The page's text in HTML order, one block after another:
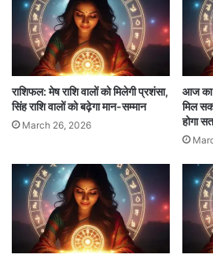
धन लाभ: वाणी से धन लाभ,
शुभ अंक: 6
शुभ रंग: नीला
विशेष सलाह
: वाणी का प्रभाव
लेने से पहले सोच-विचार करें.​
मिथुन (Gemini)
prediction
राशिफल: मेष राशि वालों को मिलेगी प्रशंसा,
सिंह राशि वालों को बढ़ेगा मान-सम्मान
March 26, 2026
आज का
मिल
होगा